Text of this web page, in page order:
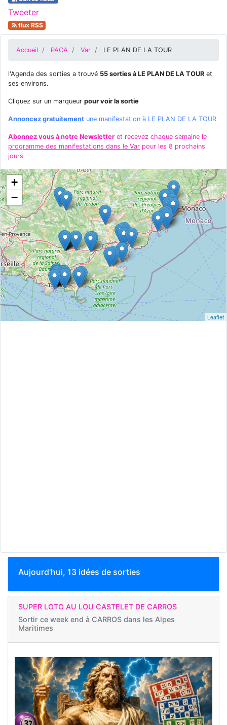
Tweeter
flux RSS
Accueil PACA Var LE PLAN DE LA TOUR
l'Agenda des sorties a trouvé 55 sorties à LE PLAN DE LA TOUR et
ses environs.
Cliquez sur un marqueur pour voir la sortie
Annoncez gratuitement une manifestation à LE PLAN DE LA TOUR
Abonnez vous à notre Newsletter et recevez chaque semaine le
programme des manifestations dans le Var pour les 8 prochains
jours
+
−
Leaflet
Aujourd'hui, 13 idées de sorties
SUPER LOTO AU LOU CASTELET DE CARROS
Sortir ce week end à CARROS dans les Alpes
Maritimes